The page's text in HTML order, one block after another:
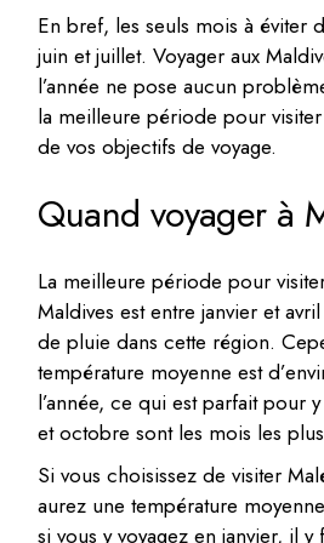
En bref, les seuls mois à éviter
juin et juillet. Voyager aux
l’année ne pose aucun
la meilleure période pour
de vos objectifs de voyage.
Quand voyager à
La meilleure période pour
Maldives est entre janvier et
de pluie dans cette région.
température moyenne est
l’année, ce qui est parfait pour
et octobre sont les mois les
Si vous choisissez de visiter
aurez une température
si vous y voyagez en janvier, il y